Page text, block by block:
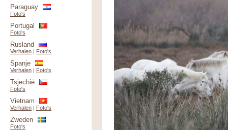
Paraguay
Foto's
Portugal
Foto's
Rusland
Verhalen | Foto's
Spanje
Verhalen | Foto's
Tsjechië
Foto's
Vietnam
Verhalen | Foto's
Zweden
Foto's